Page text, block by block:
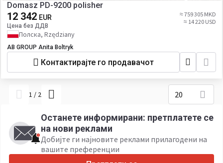
Domasz PD-9200 polisher
12 342 EUR
Цена без ДДВ
≈ 759 305 MKD
≈ 14 220 USD
Полска, Rzędziany
AB GROUP Anita Boltryk
Контактирајте го продавачот
1 / 2 20
Останете информирани: претплатете се
на нови реклами
Добијте ги најновите реклами прилагодени на
вашите преференции